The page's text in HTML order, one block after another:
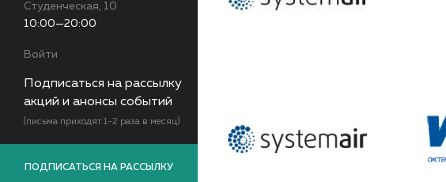
Студенческая, 10
10:00—20:00
Войти
Подписаться на рассылку
акций и анонсы событий
(письма приходят 1-2 раза в месяц)
ПОДПИСАТЬСЯ НА РАССЫЛКУ